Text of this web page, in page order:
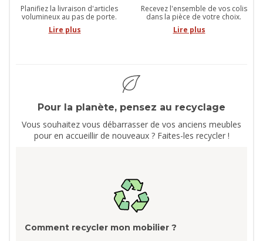
Planifiez la livraison d'articles
volumineux au pas de porte.
Lire plus
Recevez l'ensemble de vos colis
dans la pièce de votre choix.
Lire plus
Pour la planète, pensez au recyclage
Vous souhaitez vous débarrasser de vos anciens meubles
pour en accueillir de nouveaux ? Faites-les recycler !
Comment recycler mon mobilier ?